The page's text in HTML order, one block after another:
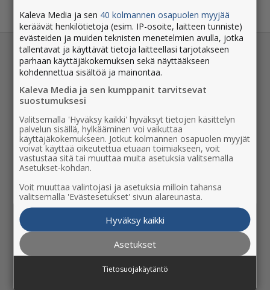
OTA YHTEYTTÄ
Ota yhteyttä -lomake
Asiakaspalvelu
ma-pe 9-19, la 9-15
Toimituksen yhteystiedot
Palvelumme mainostajille
SUOSITUIMMAT
Palaute
Osoitteenmuutos
Kaleva Media ja sen 40 kolmannen osapuolen myyjää
keräävät henkilötietoja (esim. IP-osoite, laitteen tunniste)
evästeiden ja muiden teknisten menetelmien avulla, jotka
tallentavat ja käyttävät tietoja laitteellasi tarjotakseen
parhaan käyttäjäkokemuksen sekä näyttääkseen
kohdennettua sisältöä ja mainontaa.
Kaleva Media ja sen kumppanit tarvitsevat
suostumuksesi
Valitsemalla 'Hyväksy kaikki' hyväksyt tietojen käsittelyn
palvelun sisällä, hylkääminen voi vaikuttaa
käyttäjäkokemukseen. Jotkut kolmannen osapuolen myyjät
voivat käyttää oikeutettua etuaan toimiakseen, voit
vastustaa sitä tai muuttaa muita asetuksia valitsemalla
Asetukset-kohdan.
Voit muuttaa valintojasi ja asetuksia milloin tahansa
valitsemalla 'Evästesetukset' sivun alareunasta.
Hyväksy kaikki
Asetukset
Tietosuojakäytäntö